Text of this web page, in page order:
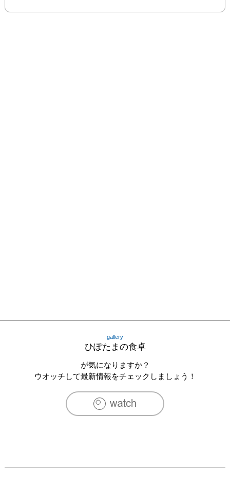
gallery
ひぽたまの食卓
が気になりますか？
ウオッチして最新情報をチェックしましょう！